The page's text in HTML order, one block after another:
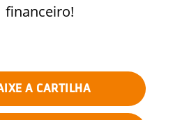
financeiro!
A CARTILHA